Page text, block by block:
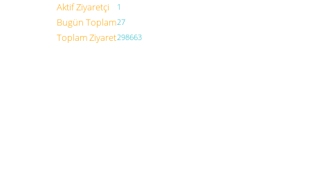
Aktif Ziyaretçi 1
Bugün Toplam27
Toplam Ziyaret298663